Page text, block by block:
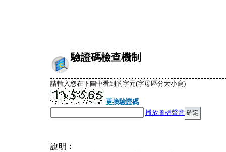
驗證碼檢查機制
請輸入您在下圖中看到的字元(字母區分大小寫)
更換驗證碼
播放圖檔聲音
說明︰